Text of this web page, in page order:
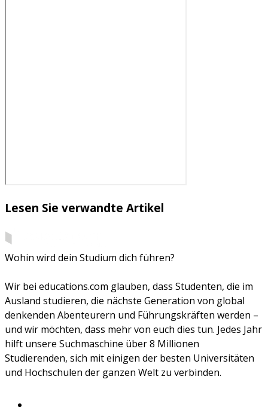
Lesen Sie verwandte Artikel
Wohin wird dein Studium dich führen?
Wir bei educations.com glauben, dass Studenten, die im
Ausland studieren, die nächste Generation von global
denkenden Abenteurern und Führungskräften werden –
und wir möchten, dass mehr von euch dies tun. Jedes Jahr
hilft unsere Suchmaschine über 8 Millionen
Studierenden, sich mit einigen der besten Universitäten
und Hochschulen der ganzen Welt zu verbinden.